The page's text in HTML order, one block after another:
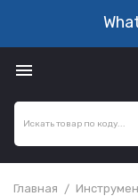

Главная